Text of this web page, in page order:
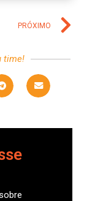
PRÓXIMO
time!